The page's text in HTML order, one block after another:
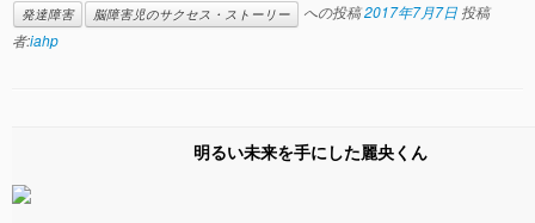
発達障害 脳障害児のサクセス・ストーリー への投稿2017年7月7日 投稿
者:iahp
明るい未来を手にした麗央くん